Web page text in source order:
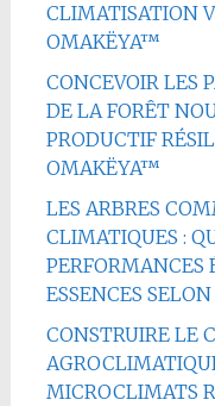
CLIMATISATION
OMAKËYA™
CONCEVOIR LES
DE LA FORÊT
PRODUCTIF
OMAKËYA™
LES ARBRES
CLIMATIQUES :
PERFORMANCES
ESSENCES
CONSTRUIRE LE
MICROCLIMATS